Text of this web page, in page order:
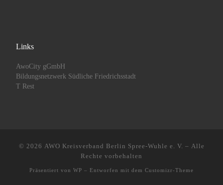
Links
AwoCity gGmbH
Bildungsnetzwerk Südliche Friedrichsstadt
T Rest
© 2026 AWO Kreisverband Berlin Spree-Wuhle e. V. – Alle
Rechte vorbehalten
Präsentiert von WP – Entworfen mit dem Customizr-Theme